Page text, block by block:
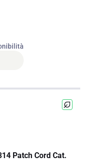
Patch Cord Cat.